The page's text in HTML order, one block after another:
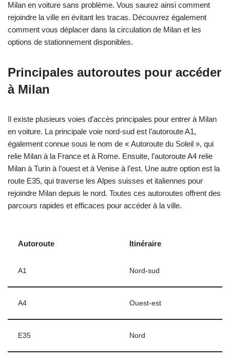
Milan en voiture sans problème. Vous saurez ainsi comment
rejoindre la ville en évitant les tracas. Découvrez également
comment vous déplacer dans la circulation de Milan et les
options de stationnement disponibles.
Principales autoroutes pour accéder
à Milan
Il existe plusieurs voies d’accès principales pour entrer à Milan
en voiture. La principale voie nord-sud est l’autoroute A1,
également connue sous le nom de « Autoroute du Soleil », qui
relie Milan à la France et à Rome. Ensuite, l’autoroute A4 relie
Milan à Turin à l’ouest et à Venise à l’est. Une autre option est la
route E35, qui traverse les Alpes suisses et italiennes pour
rejoindre Milan depuis le nord. Toutes ces autoroutes offrent des
parcours rapides et efficaces pour accéder à la ville.
Autoroute Itinéraire
A1 Nord-sud
A4 Ouest-est
E35 Nord